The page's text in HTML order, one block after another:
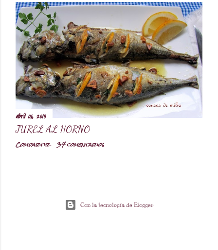
abril 06, 2013
JUREL AL HORNO
Compartir 37 comentarios
Con la tecnología de Blogger